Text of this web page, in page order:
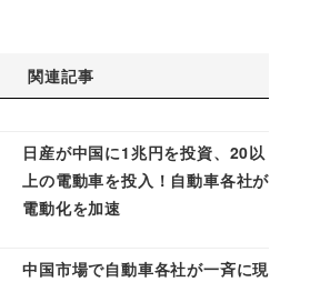
関連記事
日産が中国に1兆円を投資、20以
上の電動車を投入！自動車各社が
電動化を加速
中国市場で自動車各社が一斉に現